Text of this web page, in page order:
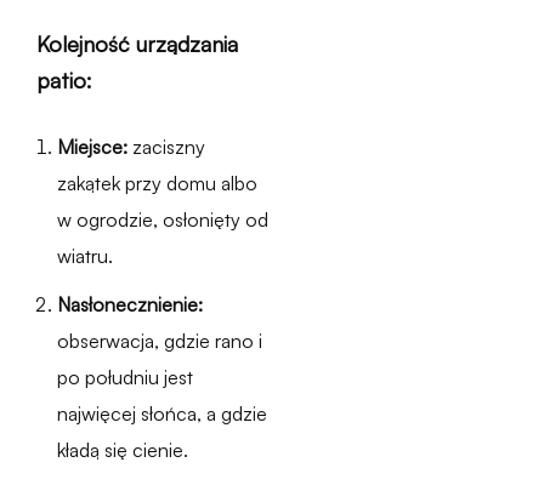
Kolejność urządzania
patio:
Miejsce: zaciszny
zakątek przy domu albo
w ogrodzie, osłonięty od
wiatru.
Nasłonecznienie:
obserwacja, gdzie rano i
po południu jest
najwięcej słońca, a gdzie
kładą się cienie.